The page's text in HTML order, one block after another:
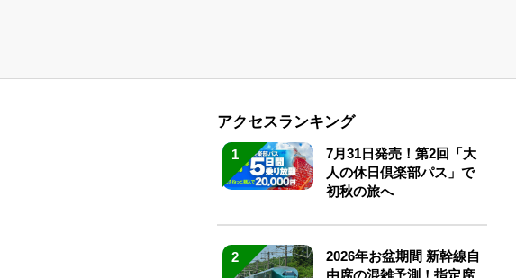
アクセスランキング
1
7月31日発売！第2回「大
人の休日倶楽部パス」で
初秋の旅へ
2
2026年お盆期間 新幹線自
由席の混雑予測！指定席